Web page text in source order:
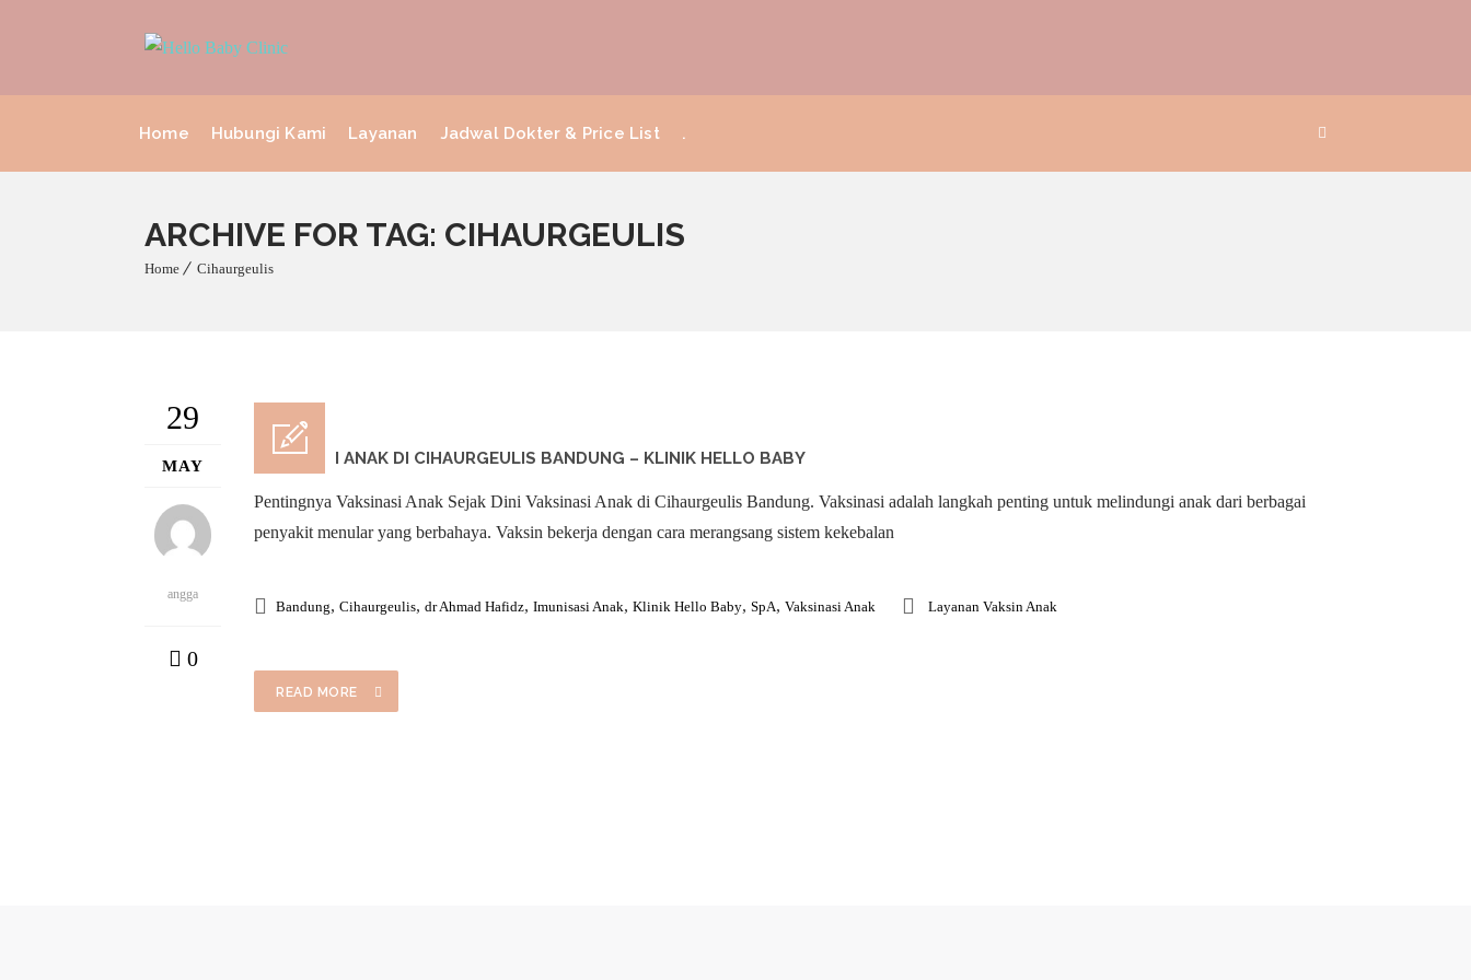
Home Hubungi Kami Layanan Jadwal Dokter & Price List .
ARCHIVE FOR TAG: CIHAURGEULIS
Home Cihaurgeulis
29
MAY
angga
0
VAKSINASI ANAK DI CIHAURGEULIS BANDUNG – KLINIK HELLO BABY
Pentingnya Vaksinasi Anak Sejak Dini Vaksinasi Anak di Cihaurgeulis Bandung. Vaksinasi adalah langkah penting untuk melindungi anak dari berbagai
penyakit menular yang berbahaya. Vaksin bekerja dengan cara merangsang sistem kekebalan
Bandung, Cihaurgeulis, dr Ahmad Hafidz, Imunisasi Anak, Klinik Hello Baby, SpA, Vaksinasi Anak Layanan Vaksin Anak
READ MORE